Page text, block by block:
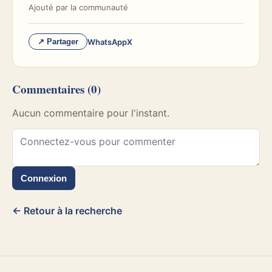
Ajouté par la communauté
↗ Partager WhatsAppX
Commentaires (0)
Aucun commentaire pour l'instant.
Connexion
← Retour à la recherche